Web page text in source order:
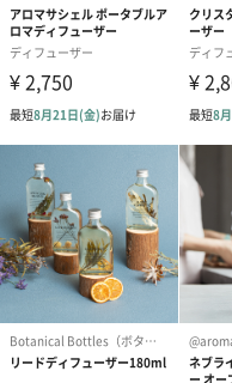
ジャスミンのラグジュアリ
生き生きとした前向きな気
オーガニック認証イラン
フレッシュな花の香りが、
と導きます。
インドシン 100mL（レ